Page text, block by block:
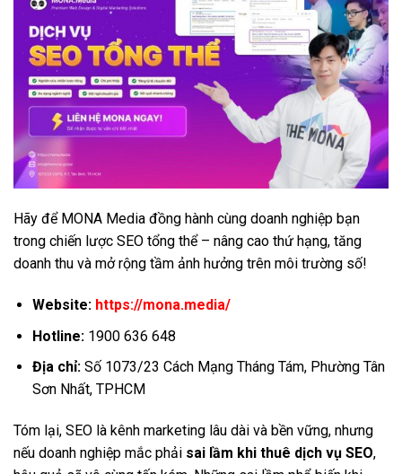
Hãy để MONA Media đồng hành cùng doanh nghiệp bạn
trong chiến lược SEO tổng thể – nâng cao thứ hạng, tăng
doanh thu và mở rộng tầm ảnh hưởng trên môi trường số!
Website: https://mona.media/
Hotline:1900 636 648
Địa chỉ:Số 1073/23 Cách Mạng Tháng Tám, Phường Tân
Sơn Nhất, TPHCM
Tóm lại, SEO là kênh marketing lâu dài và bền vững, nhưng
nếu doanh nghiệp mắc phải sai lầm khi thuê dịch vụ SEO,